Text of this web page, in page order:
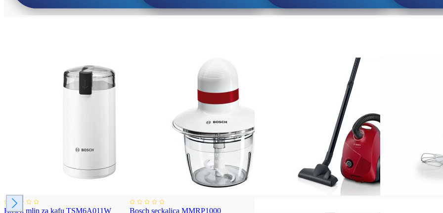
Bosch mlin za kafu TSM6A011W
Bosch seckalica MMRP1000